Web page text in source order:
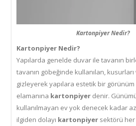
Kartonpiyer Nedir?
Kartonpiyer Nedir?
Yapılarda genelde duvar ile tavanın
tavanın göbeğinde kullanılan,
gizleyerek yapılara estetik bir
elamanına kartonpiyer denir.
kullanılmayan ev yok denecek kadar
ilgiden dolayı kartonpiyer sektörü her